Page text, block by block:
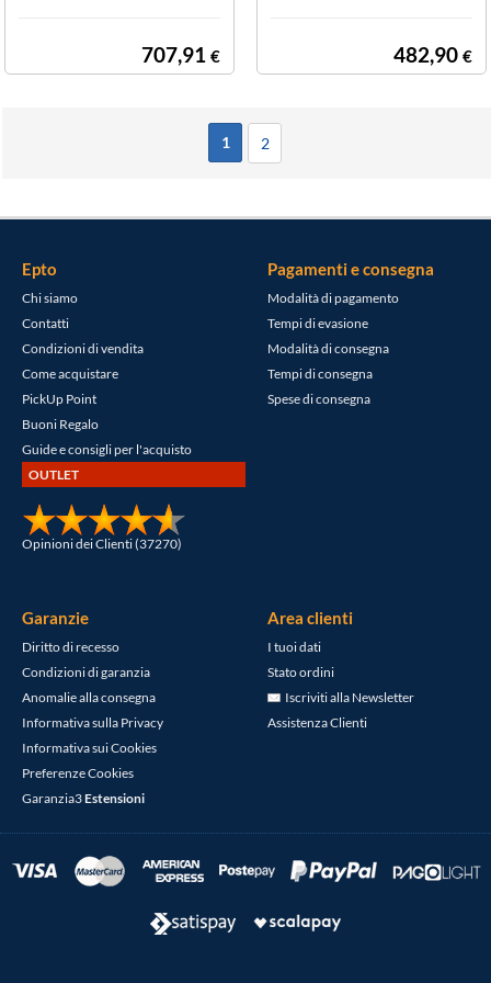
707,91 € 482,90 €
1 2
Epto
Chi siamo
Contatti
Condizioni di vendita
Come acquistare
PickUp Point
Buoni Regalo
Guide e consigli per l'acquisto
OUTLET
Opinioni dei Clienti (37270)
Pagamenti e consegna
Modalità di pagamento
Tempi di evasione
Modalità di consegna
Tempi di consegna
Spese di consegna
Garanzie
Diritto di recesso
Condizioni di garanzia
Anomalie alla consegna
Informativa sulla Privacy
Informativa sui Cookies
Preferenze Cookies
Garanzia3Estensioni
Area clienti
I tuoi dati
Stato ordini
Iscriviti alla Newsletter
Assistenza Clienti